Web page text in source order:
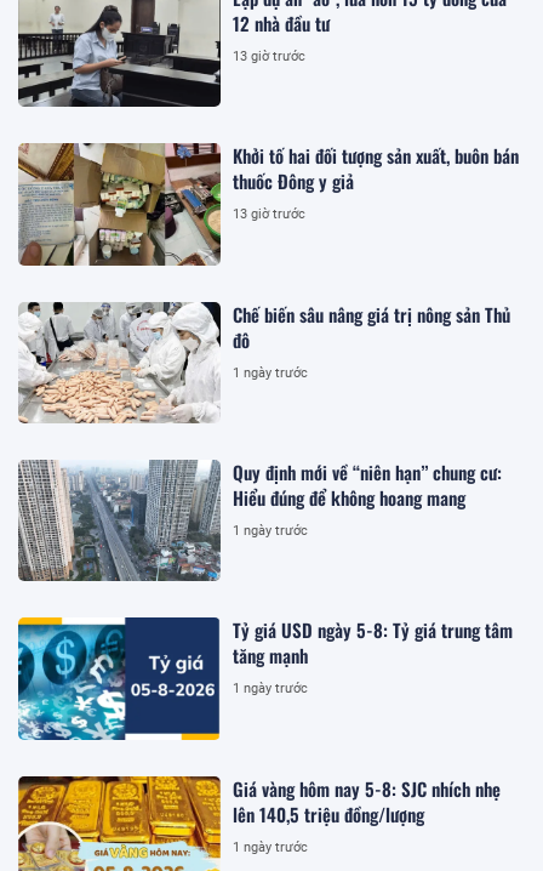
12 nhà đầu tư
13 giờ trước
Khởi tố hai đối tượng sản xuất, buôn bán
thuốc Đông y giả
13 giờ trước
Chế biến sâu nâng giá trị nông sản Thủ
đô
1 ngày trước
Quy định mới về “niên hạn” chung cư:
Hiểu đúng để không hoang mang
1 ngày trước
Tỷ giá USD ngày 5-8: Tỷ giá trung tâm
tăng mạnh
1 ngày trước
Giá vàng hôm nay 5-8: SJC nhích nhẹ
lên 140,5 triệu đồng/lượng
1 ngày trước